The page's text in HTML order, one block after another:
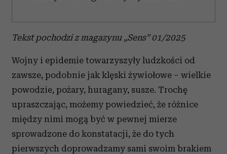
Tekst pochodzi z magazynu „Sens” 01/2025
Wojny i epidemie towarzyszyły ludzkości od
zawsze, podobnie jak klęski żywiołowe – wielkie
powodzie, pożary, huragany, susze. Trochę
upraszczając, możemy powiedzieć, że różnice
między nimi mogą być w pewnej mierze
sprowadzone do konstatacji, że do tych
pierwszych doprowadzamy sami swoim brakiem